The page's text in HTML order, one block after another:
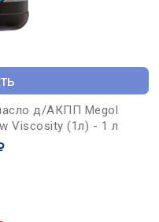
д/АКПП Megol
Viscosity (1л) - 1 л